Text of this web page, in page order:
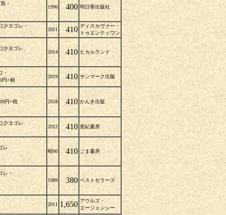
・
1996 400 明日香出版社
少ヨゴレ・
2021 410 ディスカヴァー・
トゥエンティワン
少ヨゴレ、
2014 410 ヒカルランド
・
円+税
2019 410 サンマーク出版
円+税 2018 410 かんき出版
ヨゴレ、
2012 410 亜紀書房
レ
昭60 410 ごま書房
レ・
1989 380 ベストセラーズ
2011 1,650 アウルズ・
エージェンシー